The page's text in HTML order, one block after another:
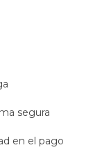
segura
en el pago